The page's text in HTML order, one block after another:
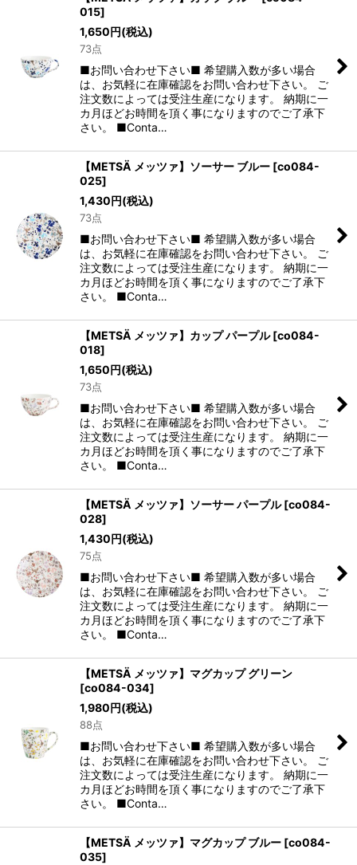
015]
1,650円(税込)
73点
■お問い合わせ下さい■ 希望購入数が多い場合
は、お気軽に在庫確認をお問い合わせ下さい。 ご
注文数によっては受注生産になります。 納期に一
カ月ほどお時間を頂く事になりますのでご了承下
さい。 ■Conta…
【METSÄ メッツァ】ソーサー ブルー [co084-
025]
1,430円(税込)
73点
■お問い合わせ下さい■ 希望購入数が多い場合
は、お気軽に在庫確認をお問い合わせ下さい。 ご
注文数によっては受注生産になります。 納期に一
カ月ほどお時間を頂く事になりますのでご了承下
さい。 ■Conta…
【METSÄ メッツァ】カップ パープル [co084-
018]
1,650円(税込)
73点
■お問い合わせ下さい■ 希望購入数が多い場合
は、お気軽に在庫確認をお問い合わせ下さい。 ご
注文数によっては受注生産になります。 納期に一
カ月ほどお時間を頂く事になりますのでご了承下
さい。 ■Conta…
【METSÄ メッツァ】ソーサー パープル [co084-
028]
1,430円(税込)
75点
■お問い合わせ下さい■ 希望購入数が多い場合
は、お気軽に在庫確認をお問い合わせ下さい。 ご
注文数によっては受注生産になります。 納期に一
カ月ほどお時間を頂く事になりますのでご了承下
さい。 ■Conta…
【METSÄ メッツァ】マグカップ グリーン
[co084-034]
1,980円(税込)
88点
■お問い合わせ下さい■ 希望購入数が多い場合
は、お気軽に在庫確認をお問い合わせ下さい。 ご
注文数によっては受注生産になります。 納期に一
カ月ほどお時間を頂く事になりますのでご了承下
さい。 ■Conta…
【METSÄ メッツァ】マグカップ ブルー [co084-
035]